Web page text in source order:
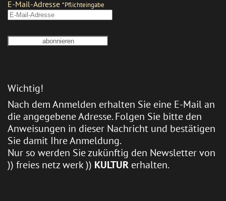
Wichtig!
Nach dem Anmelden erhalten Sie eine E-Mail an
die angegebene Adresse. Folgen Sie bitte den
Anweisungen in dieser Nachricht und bestätigen
Sie damit Ihre Anmeldung.
Nur so werden Sie zukünftig den Newsletter von
)) freies netz werk )) KULTUR erhalten.